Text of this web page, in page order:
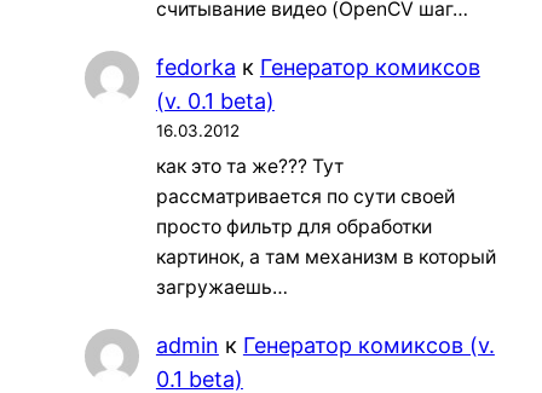
считывание видео (OpenCV шаг…
fedorka к Генератор комиксов
(v. 0.1 beta)
16.03.2012
как это та же??? Тут
рассматривается по сути своей
просто фильтр для обработки
картинок, а там механизм в который
загружаешь…
admin к Генератор комиксов (v.
0.1 beta)